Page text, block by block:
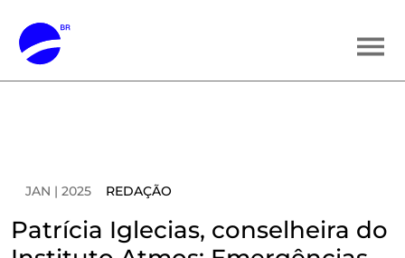
JAN | 2025 REDAÇÃO
Patrícia Iglecias, conselheira do